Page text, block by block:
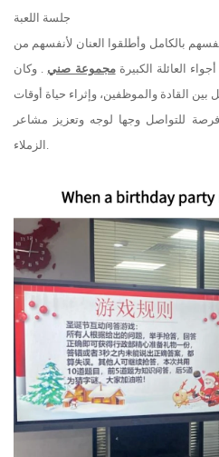
جلسة اللعبة
بالكامل وأطلقوا العنان لأنفسهم من
العائلة الكبيرةمجموعة صني . وكان
بين القادة والموظفين، وإثراء حياة أوقات
فرصة للتواصل وجها لوجه وتعزيز مشاعر
الزملاء.